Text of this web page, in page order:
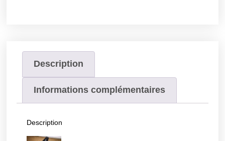
Description
Informations complémentaires
Description